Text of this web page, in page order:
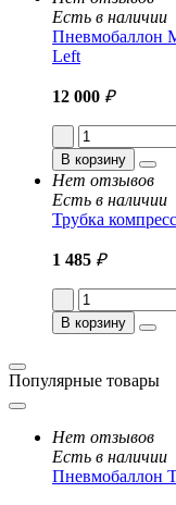
Есть в наличии
Пневмобаллон
Left
12 000 ₽
В корзину
Нет отзывов
Есть в наличии
Трубка
1 485 ₽
В корзину
Популярные товары
Нет отзывов
Есть в наличии
Пневмобаллон